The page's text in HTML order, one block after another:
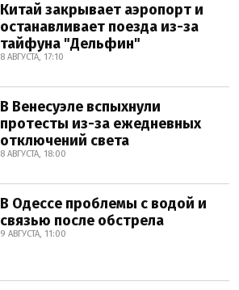
Китай закрывает аэропорт и
останавливает поезда из-за
тайфуна "Дельфин"
8 АВГУСТА, 17:10
В Венесуэле вспыхнули
протесты из-за ежедневных
отключений света
8 АВГУСТА, 18:00
В Одессе проблемы с водой и
связью после обстрела
9 АВГУСТА, 11:00